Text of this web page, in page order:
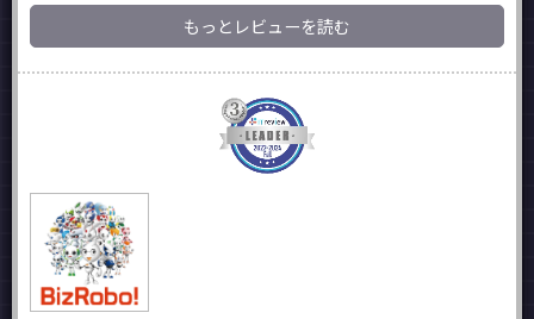
もっとレビューを読む